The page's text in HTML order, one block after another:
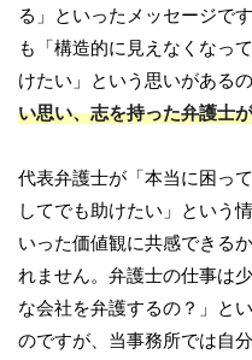
る」といったメッセージで
も「構造的に見えなくなっ
けたい」という思いがあるの
い思い、志を持った弁護士
代表弁護士が「本当に困っ
してでも助けたい」という
いった価値観に共感できる
れません。弁護士の仕事は
な会社を弁護するの？」と
のですが、当事務所では自